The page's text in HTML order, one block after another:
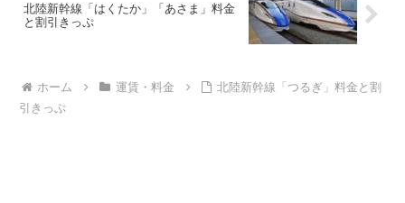
北陸新幹線「はくたか」「あさま」料金
と割引きっぷ
ホーム 運賃・料金
北陸新幹線「つるぎ」料金と割
引きっぷ